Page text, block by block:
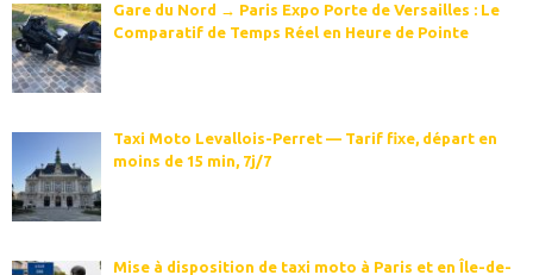
Gare du Nord → Paris Expo Porte de Versailles : Le
Comparatif de Temps Réel en Heure de Pointe
Taxi Moto Levallois-Perret — Tarif fixe, départ en
moins de 15 min, 7j/7
Mise à disposition de taxi moto à Paris et en Île-de-